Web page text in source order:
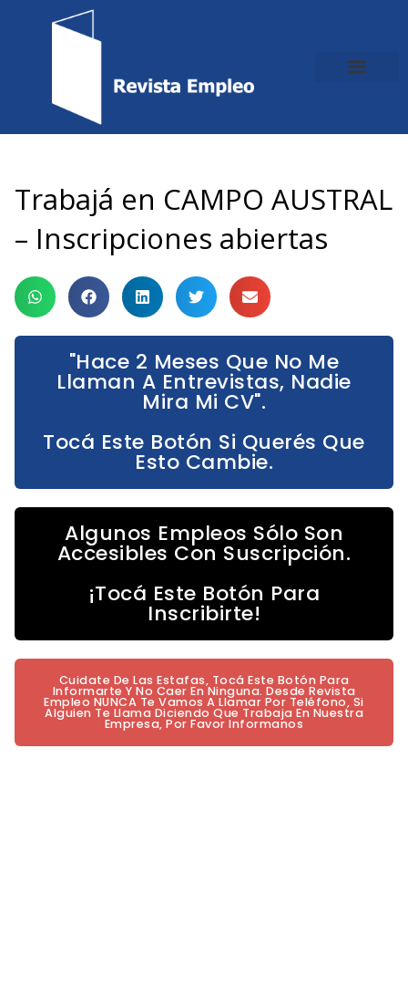
Trabajá en CAMPO AUSTRAL
– Inscripciones abiertas
"Hace 2 Meses Que No Me
Llaman A Entrevistas, Nadie
Mira Mi CV".
Tocá Este Botón Si Querés Que
Esto Cambie.
Algunos Empleos Sólo Son
Accesibles Con Suscripción.
¡Tocá Este Botón Para
Inscribirte!
Cuidate De Las Estafas, Tocá Este Botón Para
Informarte Y No Caer En Ninguna. Desde Revista
Empleo NUNCA Te Vamos A Llamar Por Teléfono, Si
Alguien Te Llama Diciendo Que Trabaja En Nuestra
Empresa, Por Favor Informanos